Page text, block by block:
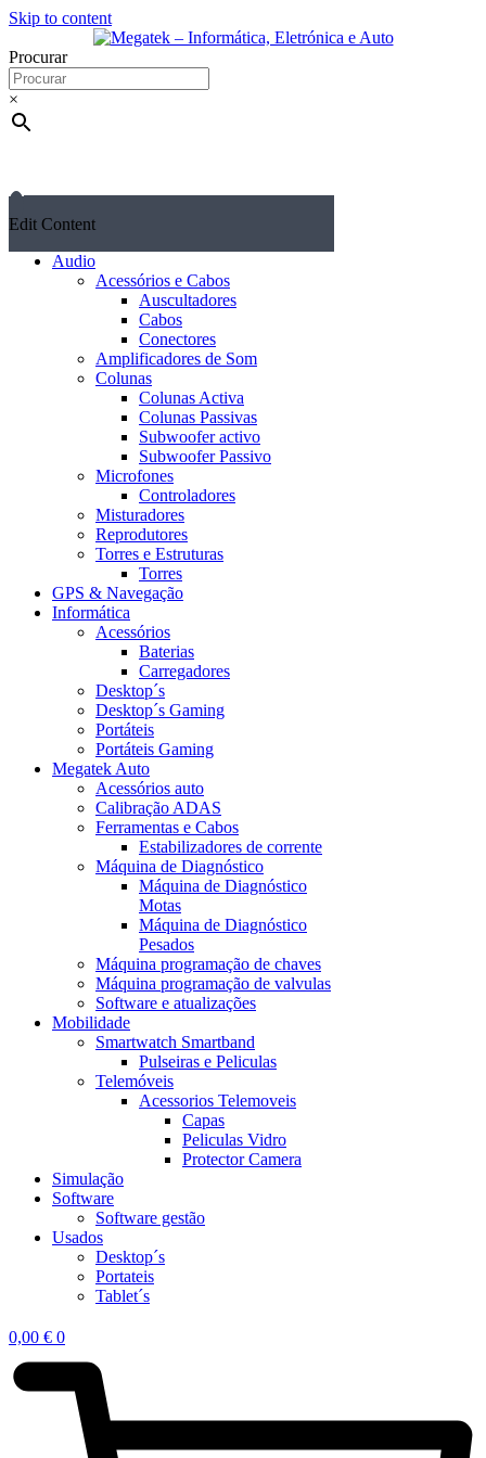
Skip to content
Procurar
×
Edit Content
Audio
Acessórios e Cabos
Auscultadores
Cabos
Conectores
Amplificadores de Som
Colunas
Colunas Activa
Colunas Passivas
Subwoofer activo
Subwoofer Passivo
Microfones
Controladores
Misturadores
Reprodutores
Torres e Estruturas
Torres
GPS & Navegação
Informática
Acessórios
Baterias
Carregadores
Desktop´s
Desktop´s Gaming
Portáteis
Portáteis Gaming
Megatek Auto
Acessórios auto
Calibração ADAS
Ferramentas e Cabos
Estabilizadores de corrente
Máquina de Diagnóstico
Máquina de Diagnóstico
Motas
Máquina de Diagnóstico
Pesados
Máquina programação de chaves
Máquina programação de valvulas
Software e atualizações
Mobilidade
Smartwatch Smartband
Pulseiras e Peliculas
Telemóveis
Acessorios Telemoveis
Capas
Peliculas Vidro
Protector Camera
Simulação
Software
Software gestão
Usados
Desktop´s
Portateis
Tablet´s
0,00 € 0